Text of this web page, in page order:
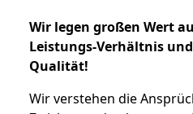
Wir legen großen Wert
Leistungs-Verhältnis
Qualität!
Wir verstehen die